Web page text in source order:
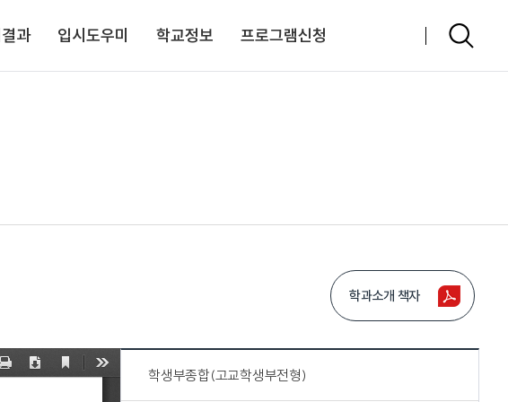
과 입시도우미 학교정보 프로그램신청
학과소개 책자
학생부종합(고교학생부전형)